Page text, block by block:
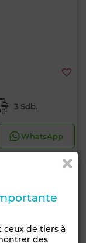
3 Sdb.
WhatsApp
ceux de tiers à
des